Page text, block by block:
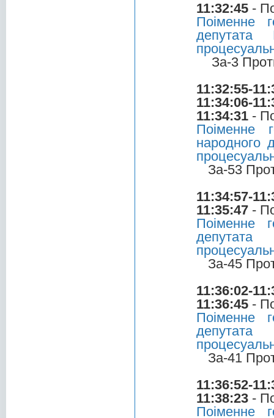
11:32:45 -
Поіменне
депутата
За-3
11:32:55-
11:34:06-
11:34:31 -
народного
За-53
11:34:57-
11:35:47 -
Поіменне
За-45
11:36:02-
11:36:45 -
Поіменне
За-41
11:36:52-
11:38:23 -
Поіменне